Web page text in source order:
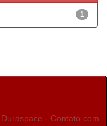
1
Duraspace - Contato com